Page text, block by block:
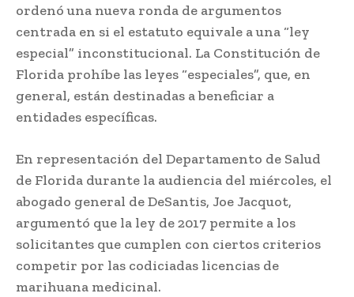
ordenó una nueva ronda de argumentos
centrada en si el estatuto equivale a una “ley
especial” inconstitucional. La Constitución de
Florida prohíbe las leyes “especiales”, que, en
general, están destinadas a beneficiar a
entidades específicas.
En representación del Departamento de Salud
de Florida durante la audiencia del miércoles, el
abogado general de DeSantis, Joe Jacquot,
argumentó que la ley de 2017 permite a los
solicitantes que cumplen con ciertos criterios
competir por las codiciadas licencias de
marihuana medicinal.